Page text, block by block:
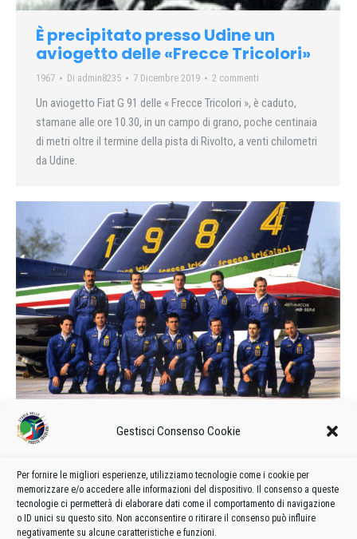
Gestisci Consenso Cookie
Per fornire le migliori esperienze, utilizziamo tecnologie come i cookie per
memorizzare e/o accedere alle informazioni del dispositivo. Il consenso a queste
tecnologie ci permetterà di elaborare dati come il comportamento di navigazione
o ID unici su questo sito. Non acconsentire o ritirare il consenso può influire
negativamente su alcune caratteristiche e funzioni.
È precipitato presso Udine un
aviogetto delle «Frecce Tricolori»
1967 Di admin8235 7 Dicembre 2019 2 commenti
Un aviogetto Fiat G 91 delle « Frecce Tricolori », è caduto,
stamane alle ore 10.30, in un campo di grano, poche centinaia
di metri oltre il termine della pista di Rivolto, a venti chilometri
da Udine.
Calendario delle manifestazioni e
formazione del 1984
Formazione e calendario 1984 delle manifestazioni delle
Frecce Tricolori